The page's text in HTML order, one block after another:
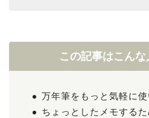
この記事はこん
万年筆をもっと気軽に
ちょっとしたメモする